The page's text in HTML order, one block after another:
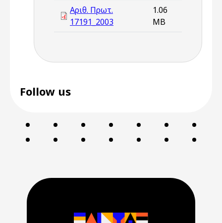
Αριθ. Πρωτ.
17191_2003
1.06
MB
Follow us